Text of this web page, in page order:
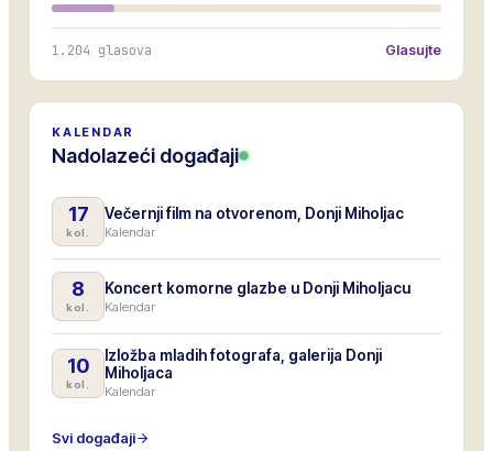
1.204 glasova Glasujte
KALENDAR
Nadolazeći događaji
17
kol.
Večernji film na otvorenom, Donji Miholjac
Kalendar
8
kol.
Koncert komorne glazbe u Donji Miholjacu
Kalendar
10
kol.
Izložba mladih fotografa, galerija Donji
Miholjaca
Kalendar
Svi događaji